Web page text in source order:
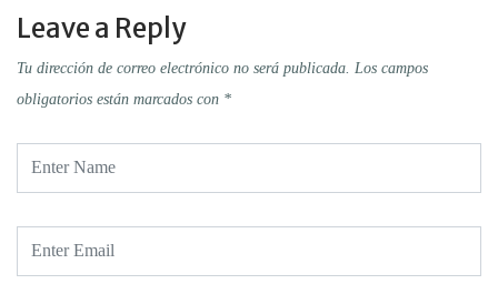
Leave a Reply
Tu dirección de correo electrónico no será publicada. Los campos
obligatorios están marcados con *